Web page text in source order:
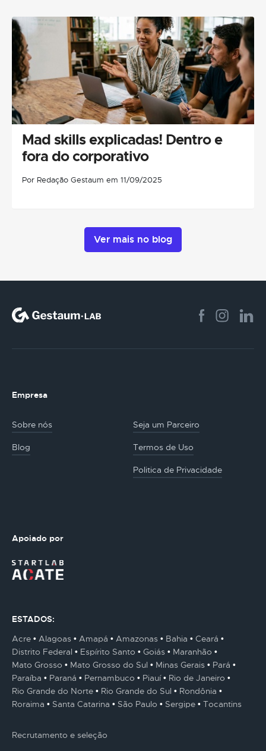
Mad skills explicadas! Dentro e
fora do corporativo
Por Redação Gestaum em 11/09/2025
Ver mais no blog
Empresa
Sobre nós Seja um Parceiro
Blog Termos de Uso
Politica de Privacidade
Apoiado por
ESTADOS:
Acre
Alagoas Amapá Amazonas Bahia
Ceará
Distrito Federal
Espírito Santo Goiás
Maranhão
Mato Grosso
Mato Grosso do Sul Minas Gerais
Pará
Paraíba
Paraná Pernambuco Piauí
Rio de Janeiro
Rio Grande do Norte
Rio Grande do Sul
Rondônia
Roraima
Santa Catarina São Paulo Sergipe Tocantins
Recrutamento e seleção